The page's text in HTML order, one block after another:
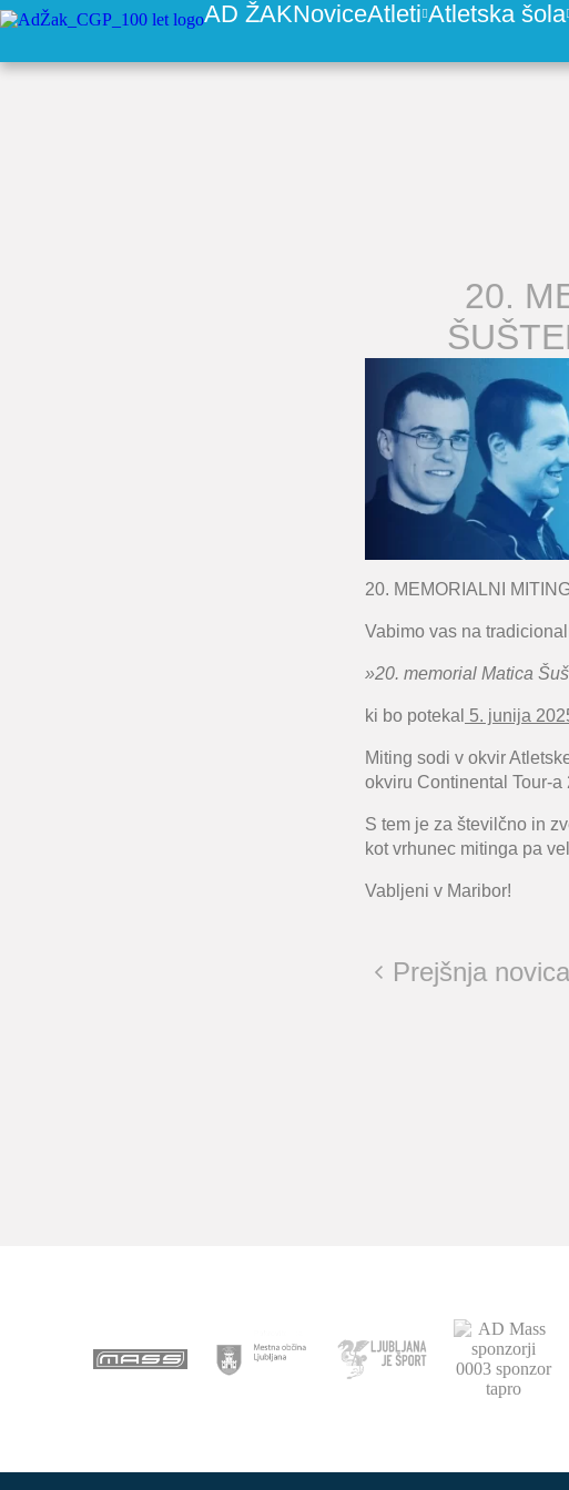
AD ŽAKNoviceAtleti Atletska šola
20.
20. MEMORIALNI
Vabimo vas na
»20. memorial Matica
ki bo potekal 5. junija
Miting sodi v okvir
okviru Continental Tour-a
S tem je za številčno in
kot vrhunec mitinga pa
Vabljeni v Maribor!
Prejšnja novica